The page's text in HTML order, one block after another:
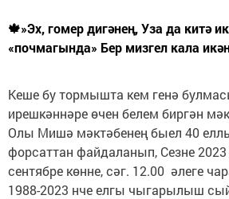
🍁»Эх, гомер дигәнең, Уза да китә
«почмагында» Бер мизгел кала
Кеше бу тормышта кем генә
ирешкәннәре өчен белем биргән
Олы Мишә мәктәбенең быел 40
форсаттан файдаланып, Сезне
сентябре көнне, сәг. 12.00 әлеге
1988-2023 нче елгы чыгарылыш